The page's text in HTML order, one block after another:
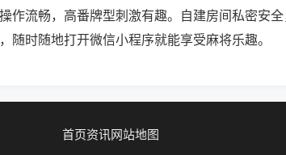
作流畅，高番牌型刺激有趣。自建房间私密安
随时随地打开微信小程序就能享受麻将乐趣。
首页资讯网站地图